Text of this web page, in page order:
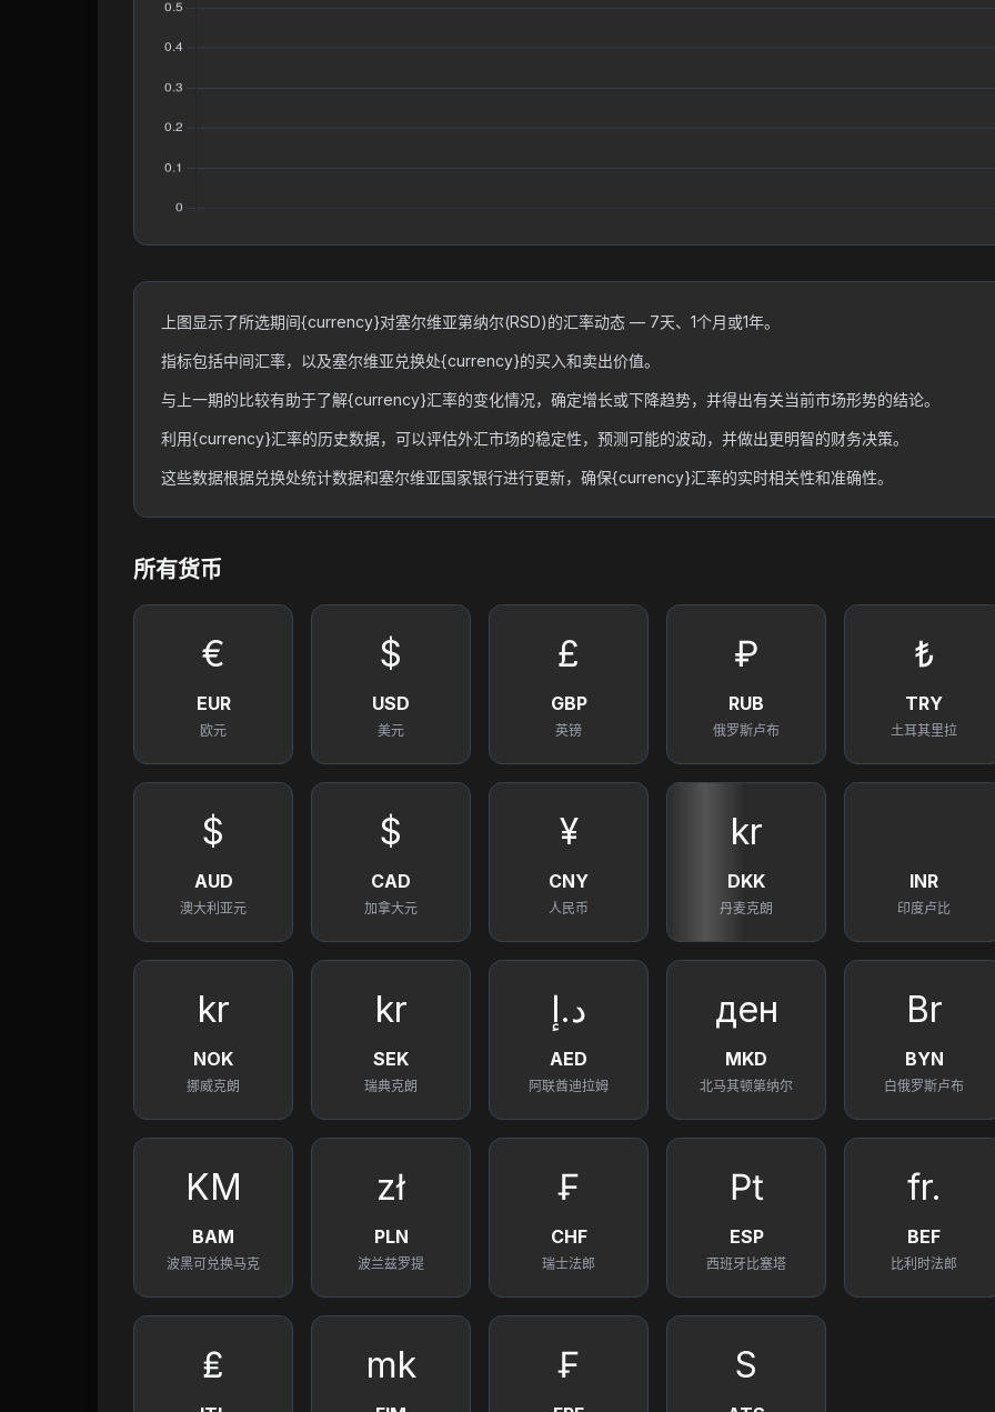
上图显示了所选期间{currency}对塞尔维亚第纳尔(RSD)的汇率动态 — 7天、1个月或1年。
指标包括中间汇率，以及塞尔维亚兑换处{currency}的买入和卖出价值。
与上一期的比较有助于了解{currency}汇率的变化情况，确定增长或下降趋势，并得出有关当前市场形势的结论。
利用{currency}汇率的历史数据，可以评估外汇市场的稳定性，预测可能的波动，并做出更明智的财务决策。
这些数据根据兑换处统计数据和塞尔维亚国家银行进行更新，确保{currency}汇率的实时相关性和准确性。
所有货币
€
EUR
欧元
$
USD
美元
£
GBP
英镑
₽
RUB
俄罗斯卢布
₺
TRY
土耳其里拉
$
AUD
澳大利亚元
$
CAD
加拿大元
¥
CNY
人民币
kr
DKK
丹麦克朗
INR
印度卢比
kr
NOK
挪威克朗
kr
SEK
瑞典克朗
د.إ
AED
阿联酋迪拉姆
ден
MKD
北马其顿第纳尔
Br
BYN
白俄罗斯卢布
KM
BAM
波黑可兑换马克
zł
PLN
波兰兹罗提
₣
CHF
瑞士法郎
₧
ESP
西班牙比塞塔
fr.
BEF
比利时法郎
₤ mk ₣ S